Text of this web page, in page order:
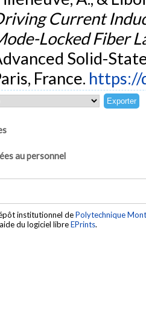
Current
Locked Fiber
Solid-
France. https://
au personnel
institutionnel dePolytechnique
du logiciel libreEPrints.